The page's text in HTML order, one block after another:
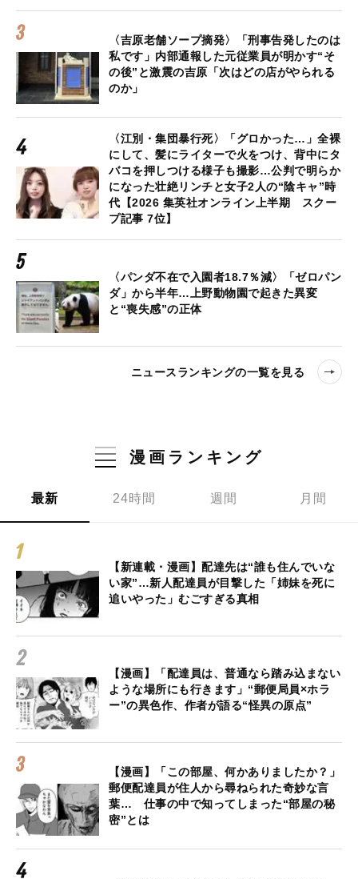
〈吉原老舗ソープ摘発〉「刑事告発したのは
私です」内部通報した元従業員が明かす“そ
の後”と激震の吉原「次はどの店がやられる
のか」
〈江別・集団暴行死〉「グロかった…」全裸
にして、髪にライターで火をつけ、背中にタ
バコを押しつける様子も撮影…公判で明らか
になった壮絶リンチと女子2人の“陰キャ”時
代【2026 集英社オンライン上半期 スクー
プ記事 7位】
〈パンダ不在で入園者18.7％減〉「ゼロパン
ダ」から半年…上野動物園で起きた異変
と“喪失感”の正体
ニュースランキングの一覧を見る
漫画ランキング
最新 24時間 週間 月間
【新連載・漫画】配達先は“誰も住んでいな
い家”…新人配達員が目撃した「姉妹を死に
追いやった」むごすぎる真相
【漫画】「配達員は、普通なら踏み込まない
ような場所にも行きます」“郵便局員×ホラ
ー”の異色作、作者が語る“怪異の原点”
【漫画】「この部屋、何かありましたか？」
郵便配達員が住人から尋ねられた奇妙な言
葉… 仕事の中で知ってしまった“部屋の秘
密”とは